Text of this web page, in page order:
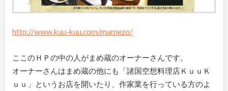
http://www.kuu-kuu.com/mamezo/
ここのＨＰの中の人がまめ蔵のオーナーさんです。
オーナーさんはまめ蔵の他にも「諸国空想料理店ＫｕｕＫ
ｕｕ」というお店を開いたり、作家業を行っている方のよ